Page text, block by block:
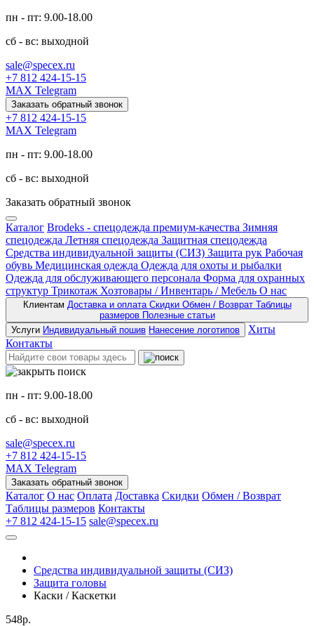
пн - пт: 9.00-18.00
сб - вс: выходной
sale@specex.ru
+7 812 424-15-15
MAX Telegram
Заказать обратный звонок
+7 812 424-15-15
MAX Telegram
пн - пт: 9.00-18.00
сб - вс: выходной
Заказать обратный звонок
Каталог Brodeks - спецодежда премиум-качества Зимняя
спецодежда Летняя спецодежда Защитная спецодежда
Средства индивидуальной защиты (СИЗ) Защита рук Рабочая
обувь Медицинская одежда Одежда для охоты и рыбалки
Одежда для обслуживающего персонала Форма для охранных
структур Трикотаж Хозтовары / Инвентарь / Мебель О нас
Клиентам Доставка и оплата Скидки Обмен / Возврат Таблицы
размеров Полезные статьи
Услуги Индивидуальный пошив Нанесение логотипов
Хиты
Контакты
пн - пт: 9.00-18.00
сб - вс: выходной
sale@specex.ru
+7 812 424-15-15
MAX Telegram
Заказать обратный звонок
Каталог О нас Оплата Доставка Скидки Обмен / Возврат
Таблицы размеров Контакты
+7 812 424-15-15 sale@specex.ru
Средства индивидуальной защиты (СИЗ)
Защита головы
Каски / Каскетки
548р.